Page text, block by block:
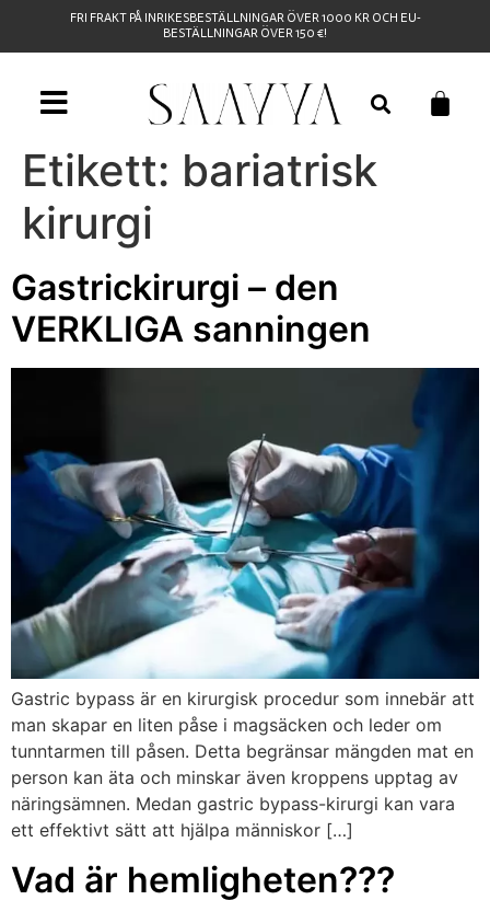
FRI FRAKT PÅ INRIKESBESTÄLLNINGAR ÖVER 1000 KR OCH EU-
BESTÄLLNINGAR ÖVER 150 €!
Etikett: bariatrisk
kirurgi
Gastrickirurgi – den
VERKLIGA sanningen
Gastric bypass är en kirurgisk procedur som innebär att
man skapar en liten påse i magsäcken och leder om
tunntarmen till påsen. Detta begränsar mängden mat en
person kan äta och minskar även kroppens upptag av
näringsämnen. Medan gastric bypass-kirurgi kan vara
ett effektivt sätt att hjälpa människor […]
Vad är hemligheten???